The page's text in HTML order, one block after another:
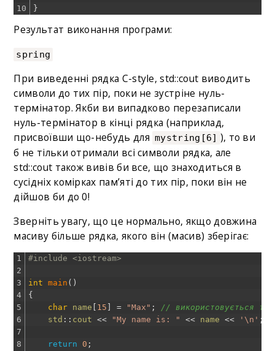
10
}
Результат виконання програми:
spring
При виведенні рядка C-style, std::cout виводить
символи до тих пір, поки не зустріне нуль-
термінатор. Якби ви випадково перезаписали
нуль-термінатор в кінці рядка (наприклад,
присвоївши що-небудь для mystring[6] ), то ви
б не тільки отримали всі символи рядка, але
std::cout також вивів би все, що знаходиться в
сусідніх комірках пам’яті до тих пір, поки він не
дійшов би до 0!
Зверніть увагу, що це нормально, якщо довжина
масиву більше рядка, якого він (масив) зберігає:
1
2
3
4
5
6
7
8
#include <iostream>
int main ( )
{
char name 15 = "Max" ;
// використовується
std :: cout << "My name is: " << name << '\n' ;
return 0 ;